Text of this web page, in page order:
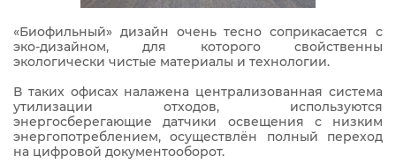
«Биофильный» дизайн очень тесно соприкасается с
эко-дизайном, для которого свойственны
экологически чистые материалы и технологии.
В таких офисах налажена централизованная система
утилизации отходов, используются
энергосберегающие датчики освещения с низким
энергопотреблением, осуществлён полный переход
на цифровой документооборот.